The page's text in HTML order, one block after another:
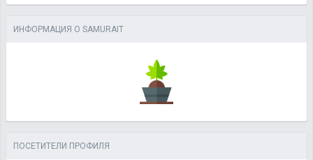
ИНФОРМАЦИЯ О SAMURAIT
ПОСЕТИТЕЛИ ПРОФИЛЯ